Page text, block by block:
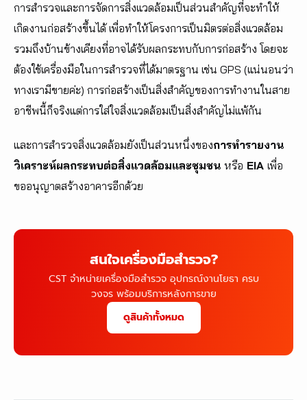
การสำรวจและการจัดการสิ่งแวดล้อมเป็นส่วนสำคัญที่จะทำให้
เกิดงานก่อสร้างขึ้นได้ เพื่อทำให้โครงการเป็นมิตรต่อสิ่งแวดล้อม
รวมถึงบ้านข้างเคียงที่อาจได้รับผลกระทบกับการก่อสร้าง โดยจะ
ต้องใช้เครื่องมือในการสำรวจที่ได้มาตรฐาน เช่น GPS (แน่นอนว่า
ทางเรามีขายค่ะ) การก่อสร้างเป็นสิ่งสำคัญของการทำงานในสาย
อาชีพนี้ก็จริงแต่การใส่ใจสิ่งแวดล้อมเป็นสิ่งสำคัญไม่แพ้กัน
และการสำรวจสิ่งแวดล้อมยังเป็นส่วนหนึ่งของการทำรายงาน
วิเคราะห์ผลกระทบต่อสิ่งแวดล้อมและชุมชน หรือ EIA เพื่อ
ขออนุญาตสร้างอาคารอีกด้วย
สนใจเครื่องมือสำรวจ?
CST จำหน่ายเครื่องมือสำรวจ อุปกรณ์งานโยธา ครบ
วงจร พร้อมบริการหลังการขาย
ดูสินค้าทั้งหมด